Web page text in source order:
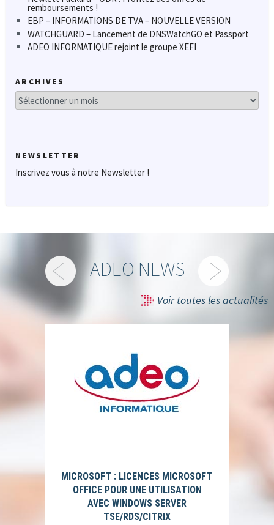
remboursements !
EBP – INFORMATIONS DE TVA – NOUVELLE VERSION
WATCHGUARD – Lancement de DNSWatchGO et Passport
ADEO INFORMATIQUE rejoint le groupe XEFI
ARCHIVES
Archives
NEWSLETTER
Inscrivez vous à notre Newsletter !
ADEO NEWS
Voir toutes les actualités
MICROSOFT : LICENCES MICROSOFT
OFFICE POUR UNE UTILISATION
AVEC WINDOWS SERVER
TSE/RDS/CITRIX